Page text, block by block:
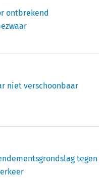
ontbrekend
niet verschoonbaar
tegen